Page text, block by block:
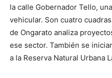
la calle Gobernador Tello,
vehicular. Son cuatro
de Ongarato analiza
ese sector. También se
a la Reserva Natural Urbana